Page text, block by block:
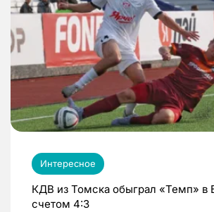
Интересное
КДВ из Томска обыграл «Темп» в
счетом 4:3